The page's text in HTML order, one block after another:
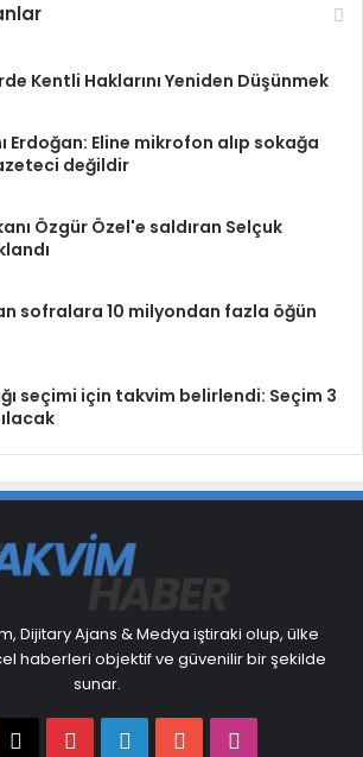
Kentli Haklarını Yeniden Düşünmek
Erdoğan: Eline mikrofon alıp sokağa
değildir
Özgür Özel'e saldıran Selçuk
sofralara 10 milyondan fazla öğün
seçimi için takvim belirlendi: Seçim 3
Dijitary Ajans & Medya iştiraki olup, ülke
haberleri objektif ve güvenilir bir şekilde
sunar.
X PinterestLinkedInYouTube